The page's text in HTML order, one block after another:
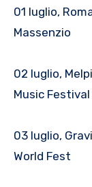
01 luglio,
Massenzio
02 luglio,
Music Festival
03 luglio,
World Fest